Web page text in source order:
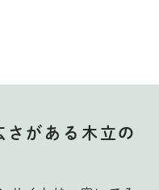
がある木立の